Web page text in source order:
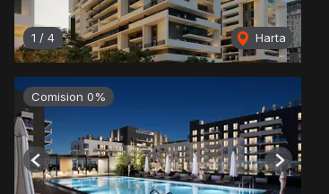
1 / 4 Harta
Comision 0%
Previous Next